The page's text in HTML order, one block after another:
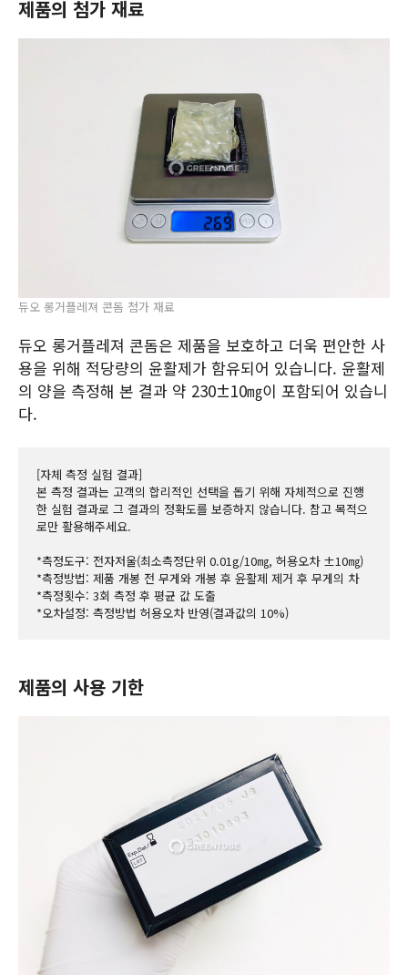
제품의 첨가 재료
듀오 롱거플레져 콘돔 첨가 재료
듀오 롱거플레져 콘돔은 제품을 보호하고 더욱 편안한 사
용을 위해 적당량의 윤활제가 함유되어 있습니다. 윤활제
의 양을 측정해 본 결과 약 230±10㎎이 포함되어 있습니
다.
[자체 측정 실험 결과]
본 측정 결과는 고객의 합리적인 선택을 돕기 위해 자체적으로 진행
한 실험 결과로 그 결과의 정확도를 보증하지 않습니다. 참고 목적으
로만 활용해주세요.
*측정도구: 전자저울(최소측정단위 0.01g/10㎎, 허용오차 ±10㎎)
*측정방법: 제품 개봉 전 무게와 개봉 후 윤활제 제거 후 무게의 차
*측정횟수: 3회 측정 후 평균 값 도출
*오차설정: 측정방법 허용오차 반영(결과값의 10%)
제품의 사용 기한